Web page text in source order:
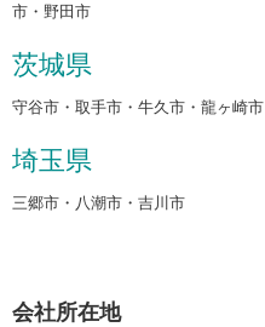
市・野田市
茨城県
守谷市・取手市・牛久市・龍ヶ崎市
埼玉県
三郷市・八潮市・吉川市
会社所在地